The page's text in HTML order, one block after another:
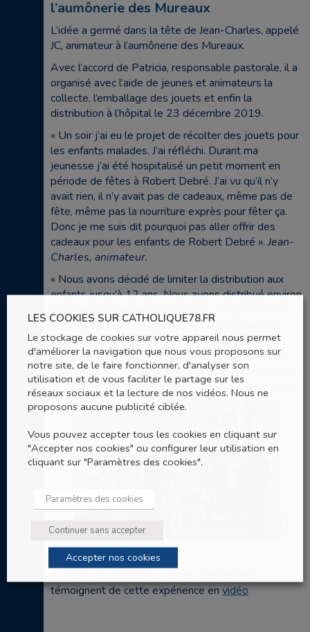
l’aumônerie des Mureaux
L’idée a germé dans la tête de Jean-Charles, appelé
JC, animateur à l’aumônerie des Mureaux.
Avec l’accord de Patricia, responsable pastorale, il a
organisé avec l’aide de jeunes et animateurs la
collecte, l’emballage des jouets et enfin la
distribution à l’hôpital le 23 décembre 2019.
« Un soir j’ai eu le projet de récolter des jouets pour
les enfants malades. J’ai réfléchi. Durant ma
jeunesse j’ai été hospitalisé un petit moment en
période de fêtes à Robert Debré. J’ai vu qu’il n’y
avait rien, il n’y avait pas de cadeaux, même pas de
fête, même pas la nourriture exprès pour fêter ça.
Donc je me suis dit pourquoi pas aller offrir des
cadeaux pour les enfants de Robert Debré ».Jean-
Charles, animateur.
« Nous avons décidé de limiter la distribution aux
enfants jusqu’à 12 ans. Nous avons distribué environ
préciser sur l’emballage s’il s’agissait de cadeaux
pour des nourrissons, de garçons, de filles et
d’environ quel âge. Je remercie tous les jeunes et
animateurs qui ont aidé. Merci aussi au père Vianney
et au père Marc. »Patricia, responsable pastorale
témoignent de cette expérience envidéo
LES COOKIES SUR CATHOLIQUE78.FR
Le stockage de cookies sur votre appareil nous permet
d'améliorer la navigation que nous vous proposons sur
notre site, de le faire fonctionner, d'analyser son
utilisation et de vous faciliter le partage sur les
réseaux sociaux et la lecture de nos vidéos. Nous ne
proposons aucune publicité ciblée.
Vous pouvez accepter tous les cookies en cliquant sur
"Accepter nos cookies" ou configurer leur utilisation en
cliquant sur "Paramètres des cookies".
Paramètres des cookies
Continuer sans accepter
Accepter nos cookies